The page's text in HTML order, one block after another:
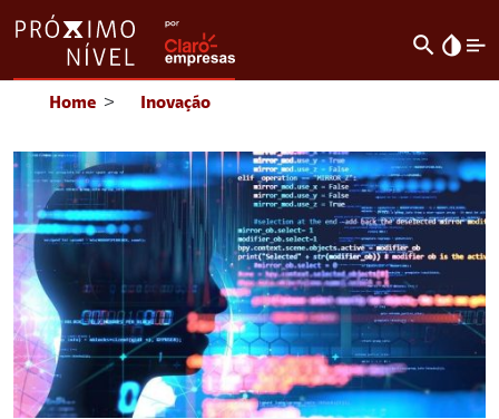
search invert_colors
Home > Inovação